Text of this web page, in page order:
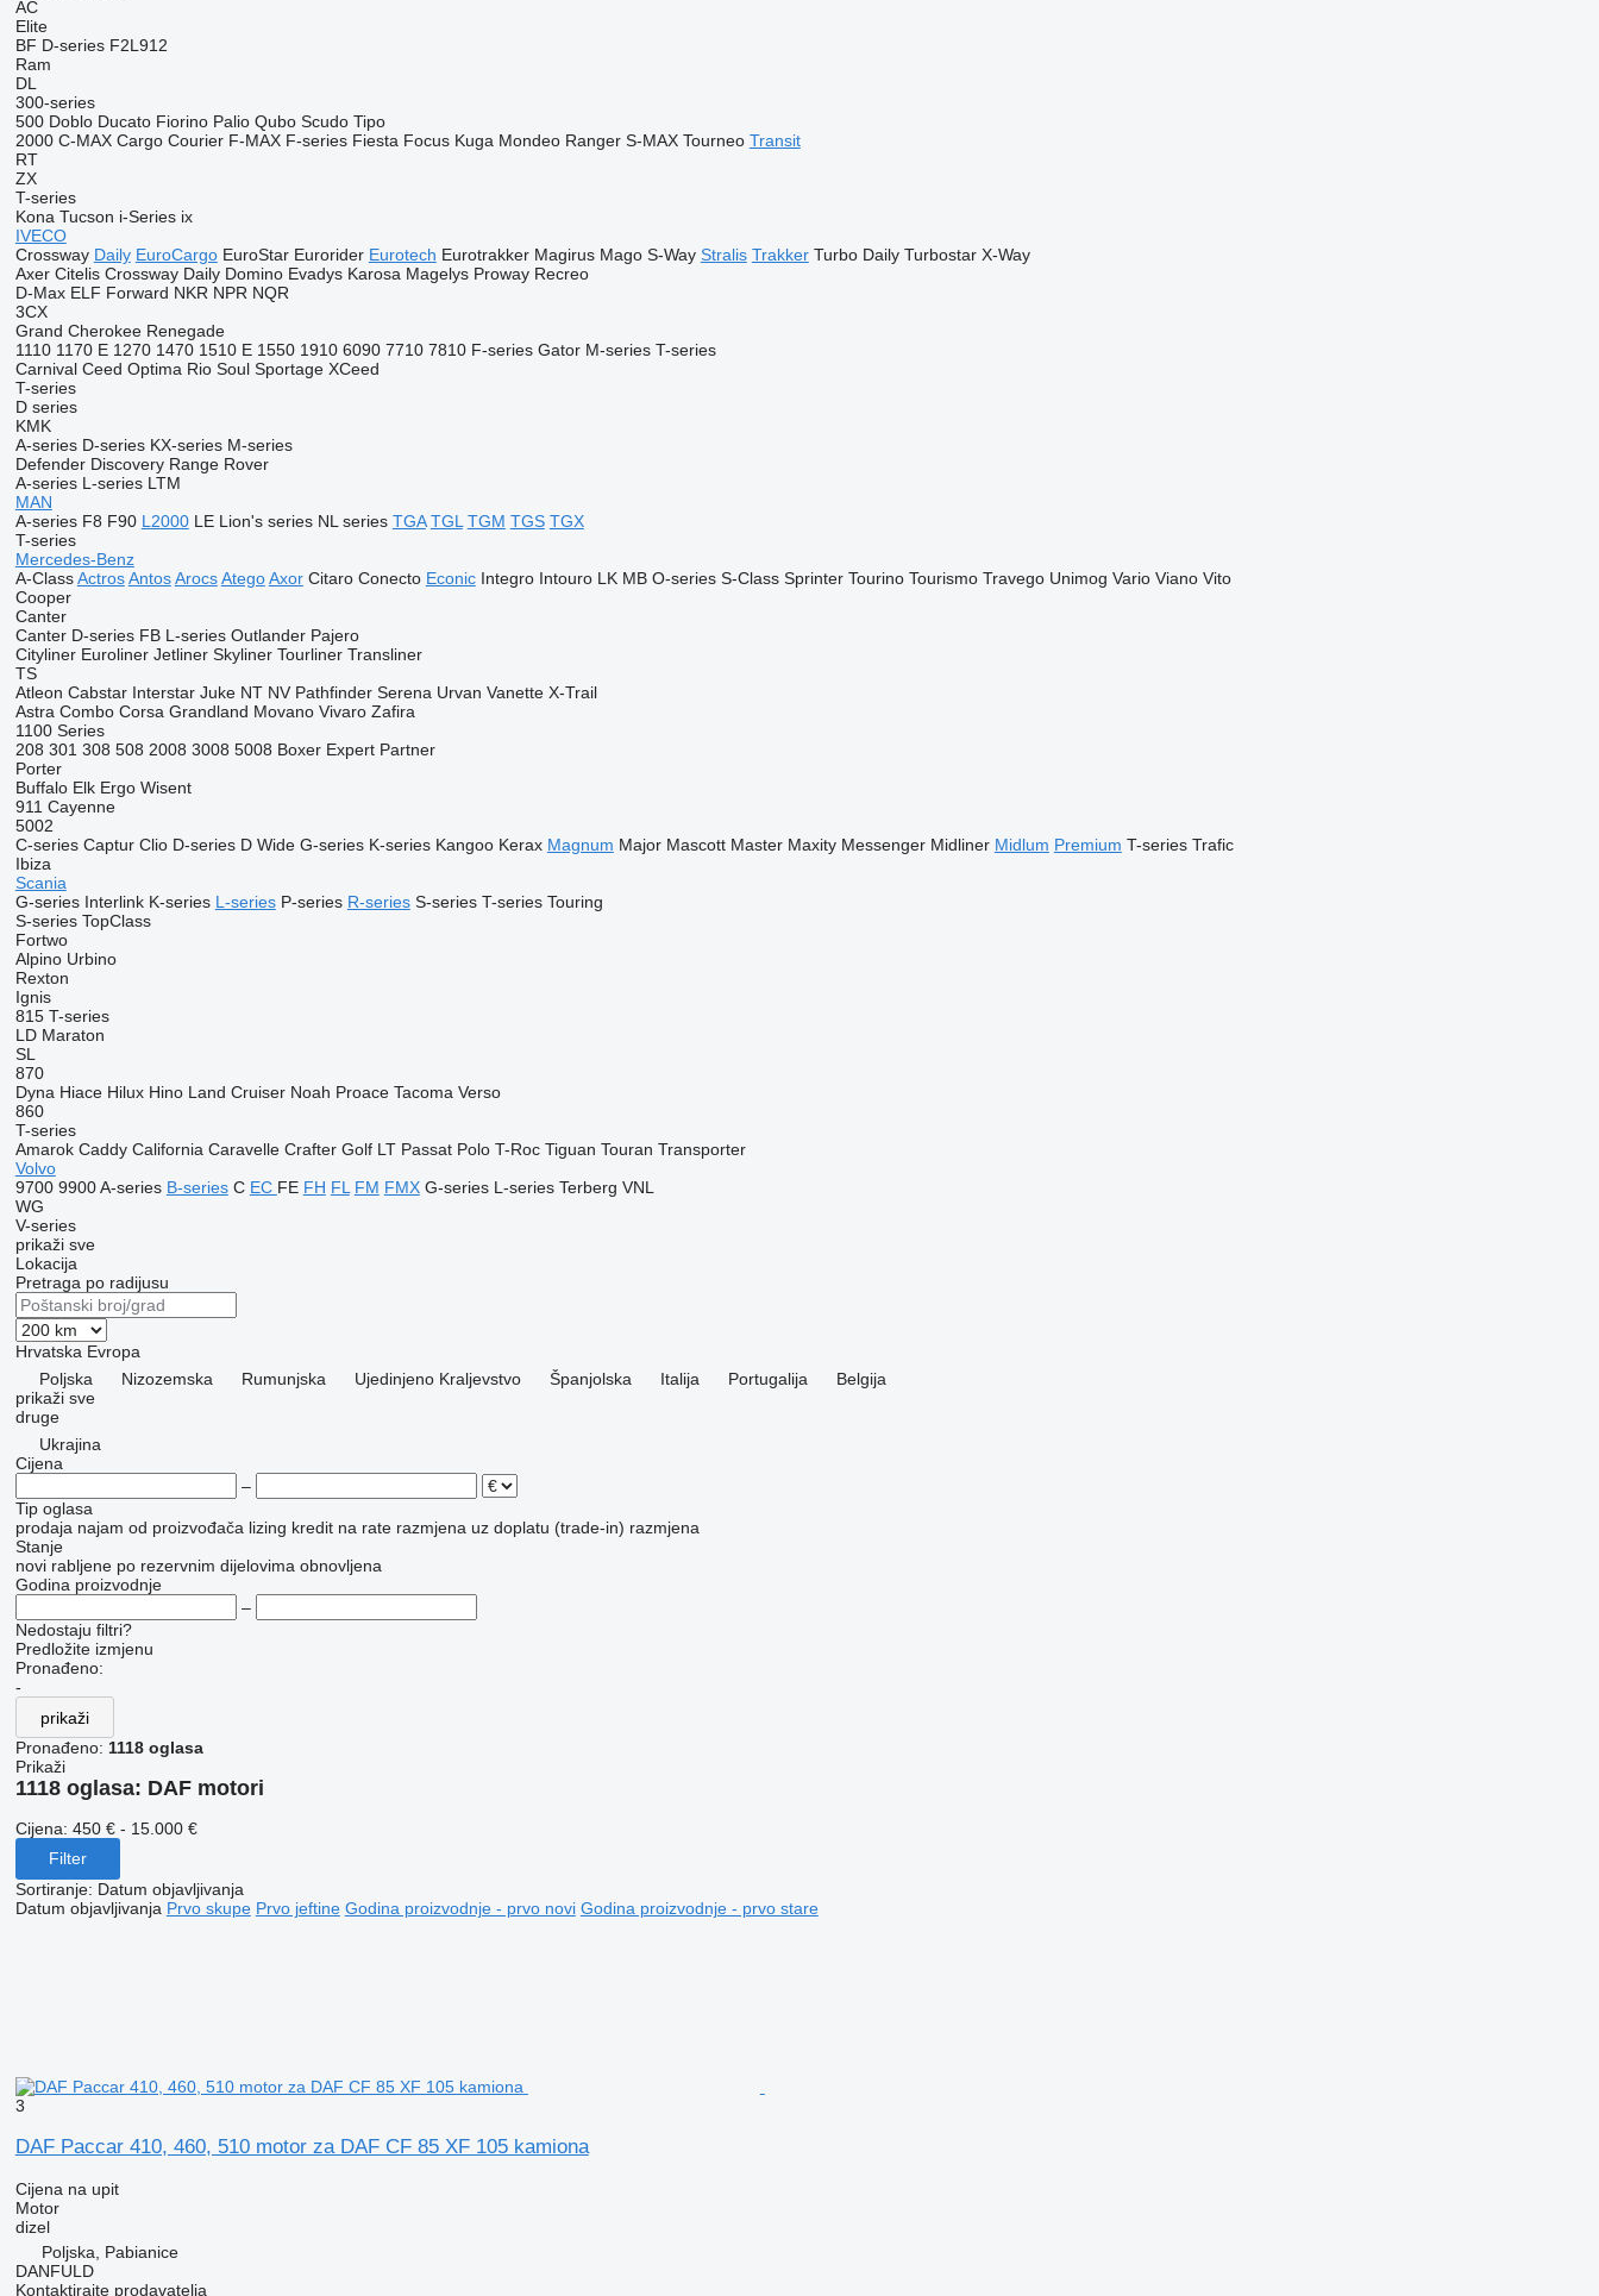
AC
Elite
BF D-series F2L912
Ram
DL
300-series
500 Doblo Ducato Fiorino Palio Qubo Scudo Tipo
2000 C-MAX Cargo Courier F-MAX F-series Fiesta Focus Kuga Mondeo Ranger S-MAX Tourneo Transit
RT
ZX
T-series
Kona Tucson i-Series ix
IVECO
Crossway Daily EuroCargo EuroStar Eurorider Eurotech Eurotrakker Magirus Mago S-Way Stralis Trakker Turbo Daily Turbostar X-Way
Axer Citelis Crossway Daily Domino Evadys Karosa Magelys Proway Recreo
D-Max ELF Forward NKR NPR NQR
3CX
Grand Cherokee Renegade
1110 1170 E 1270 1470 1510 E 1550 1910 6090 7710 7810 F-series Gator M-series T-series
Carnival Ceed Optima Rio Soul Sportage XCeed
T-series
D series
KMK
A-series D-series KX-series M-series
Defender Discovery Range Rover
A-series L-series LTM
MAN
A-series F8 F90 L2000 LE Lion's series NL series TGA TGL TGM TGS TGX
T-series
Mercedes-Benz
A-Class Actros Antos Arocs Atego Axor Citaro Conecto Econic Integro Intouro LK MB O-series S-Class Sprinter Tourino Tourismo Travego Unimog Vario Viano Vito
Cooper
Canter
Canter D-series FB L-series Outlander Pajero
Cityliner Euroliner Jetliner Skyliner Tourliner Transliner
TS
Atleon Cabstar Interstar Juke NT NV Pathfinder Serena Urvan Vanette X-Trail
Astra Combo Corsa Grandland Movano Vivaro Zafira
1100 Series
208 301 308 508 2008 3008 5008 Boxer Expert Partner
Porter
Buffalo Elk Ergo Wisent
911 Cayenne
5002
C-series Captur Clio D-series D Wide G-series K-series Kangoo Kerax Magnum Major Mascott Master Maxity Messenger Midliner Midlum Premium T-series Trafic
Ibiza
Scania
G-series Interlink K-series L-series P-series R-series S-series T-series Touring
S-series TopClass
Fortwo
Alpino Urbino
Rexton
Ignis
815 T-series
LD Maraton
SL
870
Dyna Hiace Hilux Hino Land Cruiser Noah Proace Tacoma Verso
860
T-series
Amarok Caddy California Caravelle Crafter Golf LT Passat Polo T-Roc Tiguan Touran Transporter
Volvo
9700 9900 A-series B-series C EC FE FH FL FM FMX G-series L-series Terberg VNL
WG
V-series
prikaži sve
Lokacija
Pretraga po radijusu
Hrvatska Evropa
Poljska
Nizozemska Rumunjska Ujedinjeno Kraljevstvo Španjolska Italija Portugalija
Belgija
prikaži sve
druge
Ukrajina
Cijena
–
Tip oglasa
prodaja najam od proizvođača lizing kredit na rate razmjena uz doplatu (trade-in) razmjena
Stanje
novi rabljene po rezervnim dijelovima obnovljena
Godina proizvodnje
–
Nedostaju filtri?
Predložite izmjenu
Pronađeno:
-
prikaži
Pronađeno: 1118 oglasa
Prikaži
1118 oglasa: DAF motori
Cijena: 450 € - 15.000 €
Filter
Sortiranje: Datum objavljivanja
Datum objavljivanja Prvo skupe Prvo jeftine Godina proizvodnje - prvo novi Godina proizvodnje - prvo stare
3
DAF Paccar 410, 460, 510 motor za DAF CF 85 XF 105 kamiona
Cijena na upit
Motor
dizel
Poljska, Pabianice
DANFULD
Kontaktirajte prodavatelja